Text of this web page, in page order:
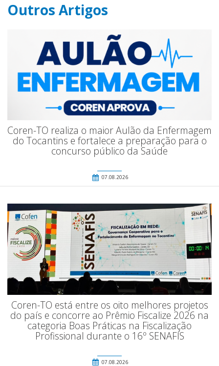
Outros Artigos
Coren-TO realiza o maior Aulão da Enfermagem
do Tocantins e fortalece a preparação para o
concurso público da Saúde
07.08.2026
Coren-TO está entre os oito melhores projetos
do país e concorre ao Prêmio Fiscalize 2026 na
categoria Boas Práticas na Fiscalização
Profissional durante o 16º SENAFIS
07.08.2026